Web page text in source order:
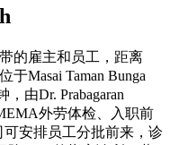
带的雇主和员工，距离
Masai Taman Bunga
由Dr. Prabagaran
外劳体检、入职前
安排员工分批前来，诊